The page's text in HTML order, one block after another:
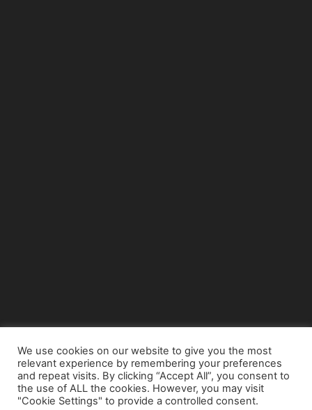
© Copyright 2015 - www.airnews.gr
We use cookies on our website to give you the most
relevant experience by remembering your preferences
and repeat visits. By clicking “Accept All”, you consent to
the use of ALL the cookies. However, you may visit
"Cookie Settings" to provide a controlled consent.